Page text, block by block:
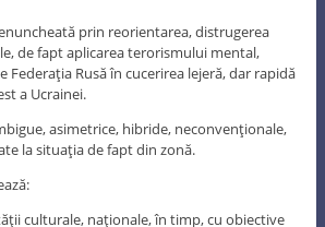
prin reorientarea, distrugerea
de fapt aplicarea terorismului mental,
Federaţia Rusă în cucerirea lejeră, dar rapidă
a Ucrainei.
asimetrice, hibride, neconvenţionale,
la situaţia de fapt din zonă.
culturale, naţionale, în timp, cu obiective